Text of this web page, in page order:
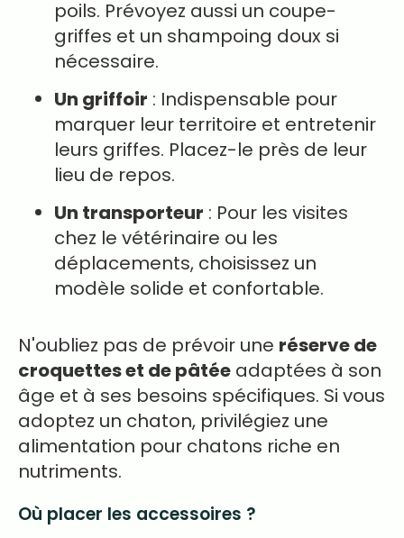
poils. Prévoyez aussi un coupe-
griffes et un shampoing doux si
nécessaire.
Un griffoir : Indispensable pour
marquer leur territoire et entretenir
leurs griffes. Placez-le près de leur
lieu de repos.
Un transporteur : Pour les visites
chez le vétérinaire ou les
déplacements, choisissez un
modèle solide et confortable.
N'oubliez pas de prévoir une réserve de
croquettes et de pâtée adaptées à son
âge et à ses besoins spécifiques. Si vous
adoptez un chaton, privilégiez une
alimentation pour chatons riche en
nutriments.
Où placer les accessoires ?